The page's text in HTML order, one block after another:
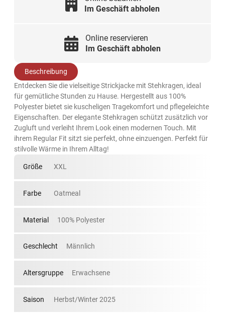
Im Geschäft abholen
Online reservieren
Im Geschäft abholen
Beschreibung
Entdecken Sie die vielseitige Strickjacke mit Stehkragen, ideal
für gemütliche Stunden zu Hause. Hergestellt aus 100%
Polyester bietet sie kuscheligen Tragekomfort und pflegeleichte
Eigenschaften. Der elegante Stehkragen schützt zusätzlich vor
Zugluft und verleiht Ihrem Look einen modernen Touch. Mit
ihrem Regular Fit sitzt sie perfekt, ohne einzuengen. Perfekt für
stilvolle Wärme in Ihrem Alltag!
Größe XXL
Farbe Oatmeal
Material 100% Polyester
Geschlecht Männlich
Altersgruppe Erwachsene
Saison Herbst/Winter 2025